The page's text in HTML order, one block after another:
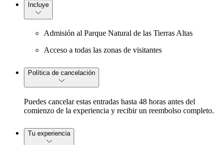
Incluye
Admisión al Parque Natural de las Tierras Altas
Acceso a todas las zonas de visitantes
Política de cancelación
Puedes cancelar estas entradas hasta 48 horas antes del
comienzo de la experiencia y recibir un reembolso completo.
Tu experiencia